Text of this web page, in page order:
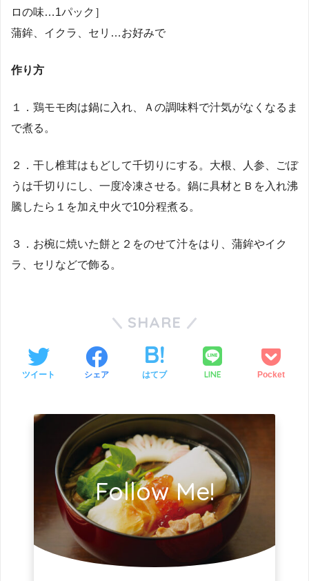
ロの味…1パック］
蒲鉾、イクラ、セリ…お好みで
作り方
１．鶏モモ肉は鍋に入れ、Ａの調味料で汁気がなくなるま
で煮る。
２．干し椎茸はもどして千切りにする。大根、人参、ごぼ
うは千切りにし、一度冷凍させる。鍋に具材とＢを入れ沸
騰したら１を加え中火で10分程煮る。
３．お椀に焼いた餅と２をのせて汁をはり、蒲鉾やイク
ラ、セリなどで飾る。
SHARE
ツイート シェア はてブ LINE Pocket
Follow Me!